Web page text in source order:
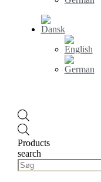
Products
search